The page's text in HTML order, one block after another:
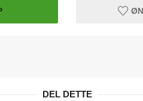
DEL DETTE